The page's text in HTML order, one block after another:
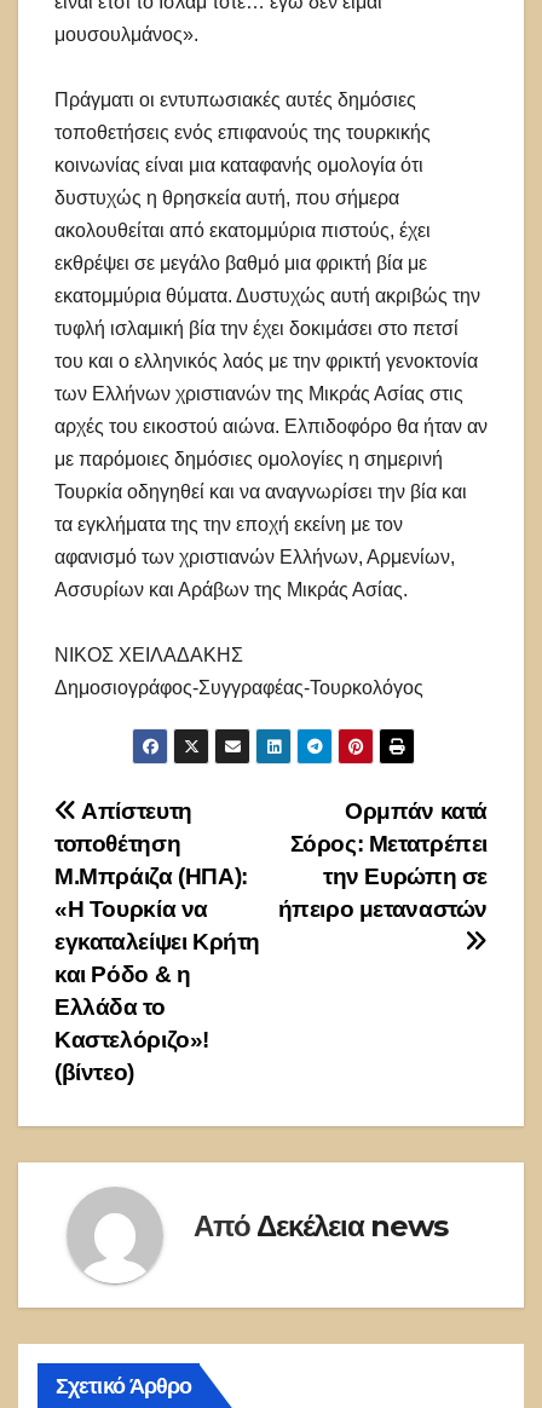
μουσουλμάνος».
Πράγματι οι εντυπωσιακές αυτές δημόσιες
τοποθετήσεις ενός επιφανούς της τουρκικής
κοινωνίας είναι μια καταφανής ομολογία ότι
δυστυχώς η θρησκεία αυτή, που σήμερα
ακολουθείται από εκατομμύρια πιστούς, έχει
εκθρέψει σε μεγάλο βαθμό μια φρικτή βία με
εκατομμύρια θύματα. Δυστυχώς αυτή ακριβώς την
τυφλή ισλαμική βία την έχει δοκιμάσει στο πετσί
του και ο ελληνικός λαός με την φρικτή γενοκτονία
των Ελλήνων χριστιανών της Μικράς Ασίας στις
αρχές του εικοστού αιώνα. Ελπιδοφόρο θα ήταν αν
με παρόμοιες δημόσιες ομολογίες η σημερινή
Τουρκία οδηγηθεί και να αναγνωρίσει την βία και
τα εγκλήματα της την εποχή εκείνη με τον
αφανισμό των χριστιανών Ελλήνων, Αρμενίων,
Ασσυρίων και Αράβων της Μικράς Ασίας.
ΝΙΚΟΣ ΧΕΙΛΑΔΑΚΗΣ
Δημοσιογράφος-Συγγραφέας-Τουρκολόγος
Πλοήγηση
άρθρων
Ορμπάν κατά
Σόρος: Μετατρέπει
την Ευρώπη σε
ήπειρο μεταναστών
Απίστευτη
τοποθέτηση
Μ.Μπράιζα (HΠΑ):
«Η Τουρκία να
εγκαταλείψει Κρήτη
και Ρόδο & η
Ελλάδα το
Καστελόριζο»!
(βίντεο)
Από Δεκέλεια news
Σχετικό Άρθρο